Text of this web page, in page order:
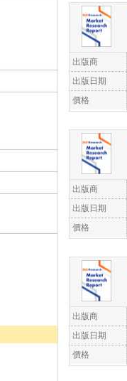
出版商
出版日期
價格
出版商
出版日期
價格
出版商
出版日期
價格